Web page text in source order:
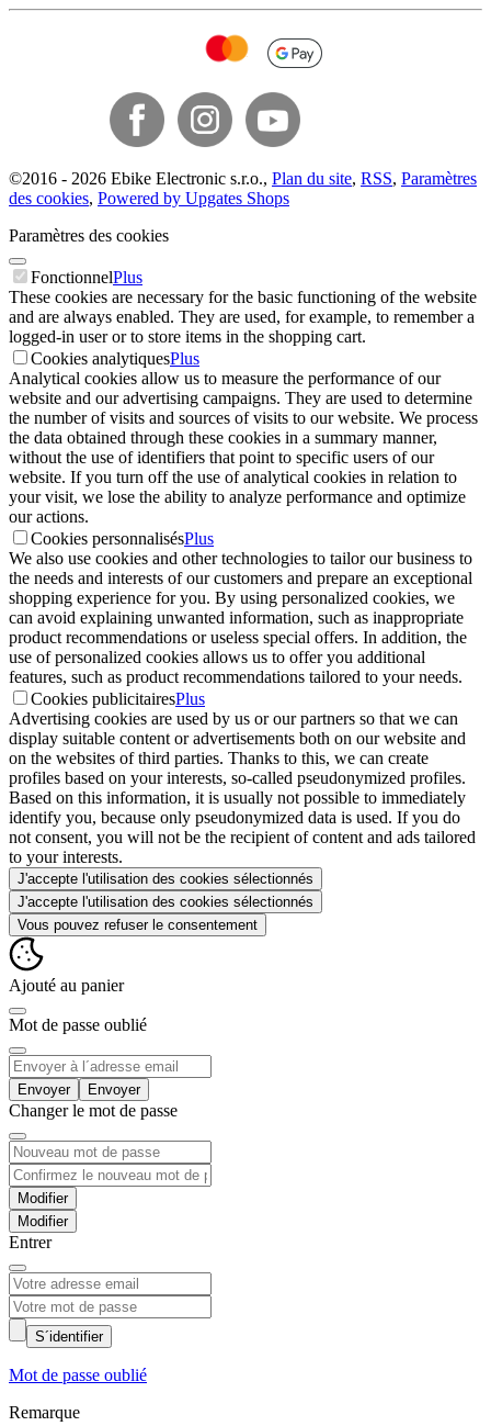
©2016 - 2026 Ebike Electronic s.r.o., Plan du site, RSS, Paramètres
des cookies, Powered by Upgates Shops
Paramètres des cookies
FonctionnelPlus
These cookies are necessary for the basic functioning of the website
and are always enabled. They are used, for example, to remember a
logged-in user or to store items in the shopping cart.
Cookies analytiquesPlus
Analytical cookies allow us to measure the performance of our
website and our advertising campaigns. They are used to determine
the number of visits and sources of visits to our website. We process
the data obtained through these cookies in a summary manner,
without the use of identifiers that point to specific users of our
website. If you turn off the use of analytical cookies in relation to
your visit, we lose the ability to analyze performance and optimize
our actions.
Cookies personnalisésPlus
We also use cookies and other technologies to tailor our business to
the needs and interests of our customers and prepare an exceptional
shopping experience for you. By using personalized cookies, we
can avoid explaining unwanted information, such as inappropriate
product recommendations or useless special offers. In addition, the
use of personalized cookies allows us to offer you additional
features, such as product recommendations tailored to your needs.
Cookies publicitairesPlus
Advertising cookies are used by us or our partners so that we can
display suitable content or advertisements both on our website and
on the websites of third parties. Thanks to this, we can create
profiles based on your interests, so-called pseudonymized profiles.
Based on this information, it is usually not possible to immediately
identify you, because only pseudonymized data is used. If you do
not consent, you will not be the recipient of content and ads tailored
to your interests.
J'accepte l'utilisation des cookies sélectionnés
J'accepte l'utilisation des cookies sélectionnés
Vous pouvez refuser le consentement
Ajouté au panier
Mot de passe oublié
Envoyer
Changer le mot de passe
Modifier
Entrer
S´identifier
Mot de passe oublié
Remarque